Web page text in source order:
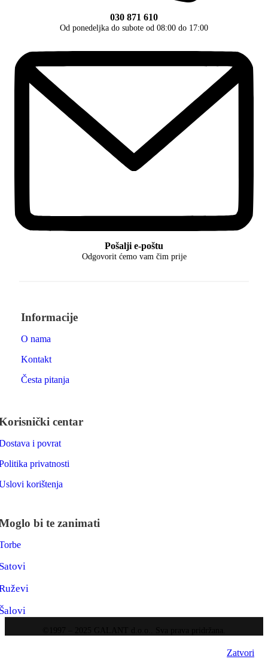
030 871 610
Od ponedeljka do subote od 08:00 do 17:00
Pošalji e-poštu
Odgovorit ćemo vam čim prije
Informacije
O nama
Kontakt
Česta pitanja
centar
i povrat
privatnosti
korištenja
bi te zanimati
Zatvori